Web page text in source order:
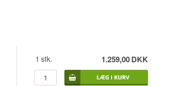
1 stk. 1.259,00DKK